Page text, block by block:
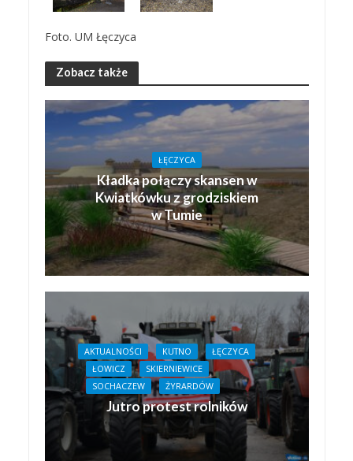
Foto. UM Łęczyca
Zobacz także
ŁĘCZYCA
Kładka połączy skansen w
Kwiatkówku z grodziskiem
w Tumie
AKTUALNOŚCI KUTNO
ŁĘCZYCA
ŁOWICZ
SKIERNIEWICE
SOCHACZEW
ŻYRARDÓW
Jutro protest rolników